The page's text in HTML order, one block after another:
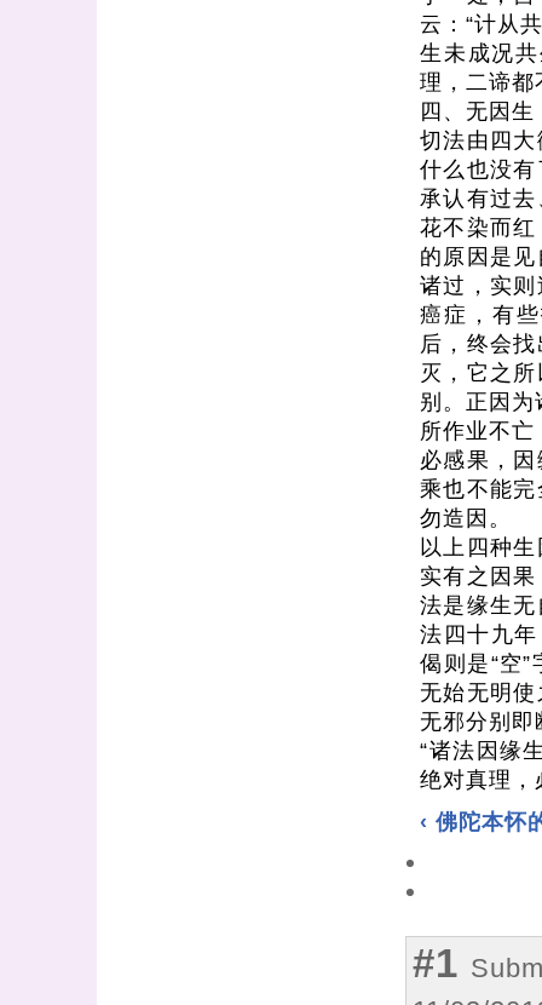
云：“计从
生未成况
理，二谛都
四、无因
切法由四
什么也没
承认有过
花不染而
的原因是
诸过，实
癌症，有
后，终会
灭，它之
别。正因为
所作业不
必感果，
乘也不能
勿造因。
以上四种
实有之因
法是缘生
法四十九
偈则是“空
无始无明
无邪分别
“诸法因缘
绝对真理，
‹ 佛陀本怀
#1